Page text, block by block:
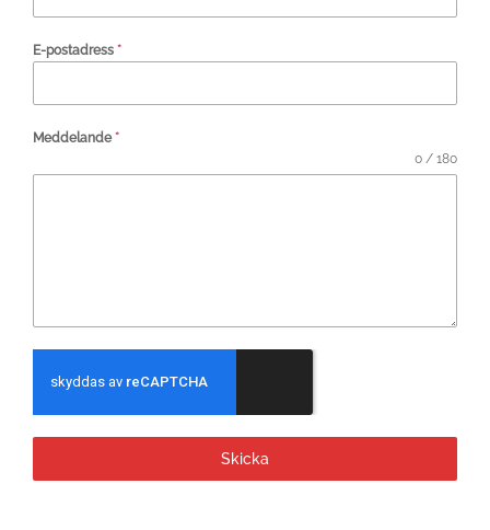
E-postadress *
Meddelande*
0 / 180
Skicka